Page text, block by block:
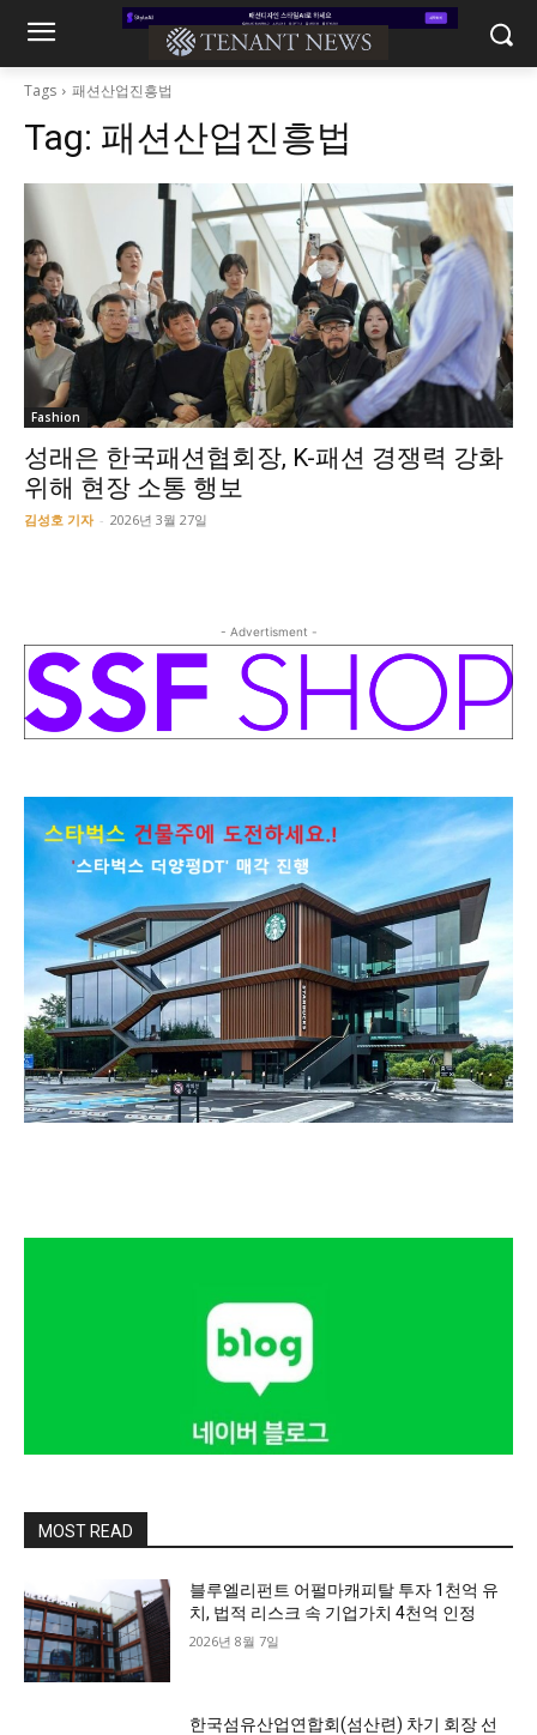
Tags 패션산업진흥법
Tag: 패션산업진흥법
Fashion
성래은 한국패션협회장, K-패션 경쟁력 강화
위해 현장 소통 행보
김성호 기자 - 2026년 3월 27일
- Advertisment -
MOST READ
블루엘리펀트 어펄마캐피탈 투자 1천억 유
치, 법적 리스크 속 기업가치 4천억 인정
2026년 8월 7일
한국섬유산업연합회(섬산련) 차기 회장 선